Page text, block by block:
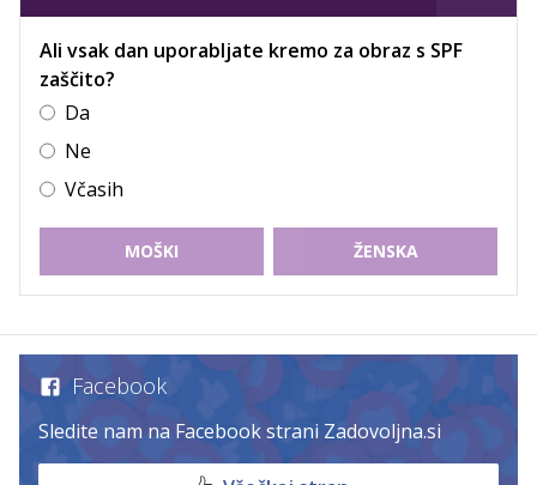
Ali vsak dan uporabljate kremo za obraz s SPF
zaščito?
Da
Ne
Včasih
MOŠKI ŽENSKA
Facebook
Sledite nam na Facebook strani Zadovoljna.si